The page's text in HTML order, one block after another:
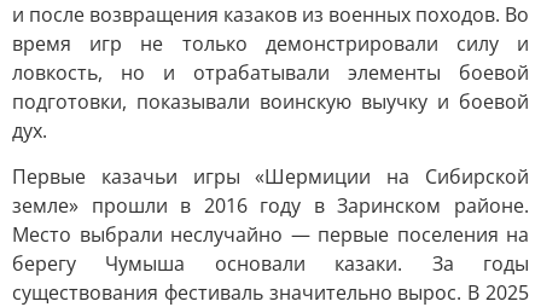
и после возвращения казаков из военных походов. Во
время игр не только демонстрировали силу и
ловкость, но и отрабатывали элементы боевой
подготовки, показывали воинскую выучку и боевой
дух.
Первые казачьи игры «Шермиции на Сибирской
земле» прошли в 2016 году в Заринском районе.
Место выбрали неслучайно — первые поселения на
берегу Чумыша основали казаки. За годы
существования фестиваль значительно вырос. В 2025